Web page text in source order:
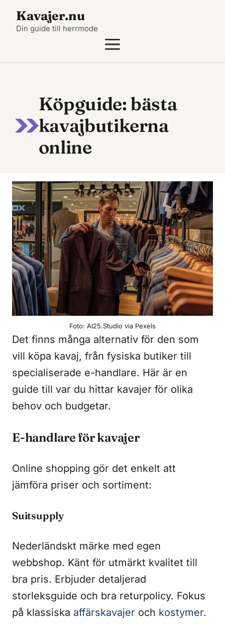
Kavajer.nu
Din guide till herrmode
MENY
Köpguide: bästa
kavajbutikerna
online
Foto: AI25.Studio via Pexels
Det finns många alternativ för den som
vill köpa kavaj, från fysiska butiker till
specialiserade e-handlare. Här är en
guide till var du hittar kavajer för olika
behov och budgetar.
E-handlare för kavajer
Online shopping gör det enkelt att
jämföra priser och sortiment:
Suitsupply
Nederländskt märke med egen
webbshop. Känt för utmärkt kvalitet till
bra pris. Erbjuder detaljerad
storleksguide och bra returpolicy. Fokus
på klassiska affärskavajer och kostymer.